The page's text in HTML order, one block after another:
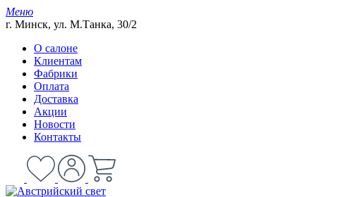
Меню
г. Минск, ул. М.Танка, 30/2
О салоне
Клиентам
Фабрики
Оплата
Доставка
Акции
Новости
Контакты